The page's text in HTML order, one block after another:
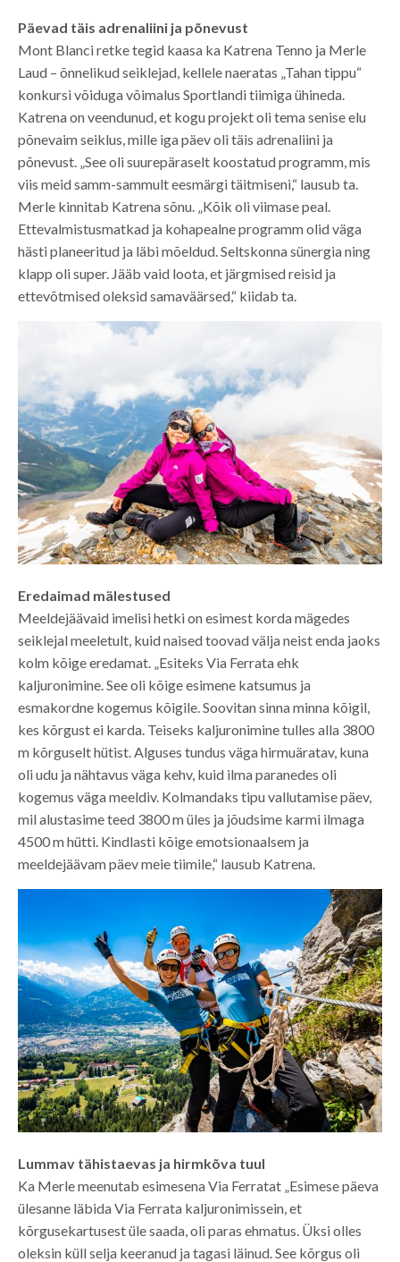
Päevad täis adrenaliini ja põnevust
Mont Blanci retke tegid kaasa ka Katrena Tenno ja Merle
Laud – õnnelikud seiklejad, kellele naeratas „Tahan tippu“
konkursi võiduga võimalus Sportlandi tiimiga ühineda.
Katrena on veendunud, et kogu projekt oli tema senise elu
põnevaim seiklus, mille iga päev oli täis adrenaliini ja
põnevust. „See oli suurepäraselt koostatud programm, mis
viis meid samm-sammult eesmärgi täitmiseni,“ lausub ta.
Merle kinnitab Katrena sõnu. „Kõik oli viimase peal.
Ettevalmistusmatkad ja kohapealne programm olid väga
hästi planeeritud ja läbi mõeldud. Seltskonna sünergia ning
klapp oli super. Jääb vaid loota, et järgmised reisid ja
ettevõtmised oleksid samaväärsed,“ kiidab ta.
Eredaimad mälestused
Meeldejäävaid imelisi hetki on esimest korda mägedes
seiklejal meeletult, kuid naised toovad välja neist enda jaoks
kolm kõige eredamat. „Esiteks Via Ferrata ehk
kaljuronimine. See oli kõige esimene katsumus ja
esmakordne kogemus kõigile. Soovitan sinna minna kõigil,
kes kõrgust ei karda. Teiseks kaljuronimine tulles alla 3800
m kõrguselt hütist. Alguses tundus väga hirmuäratav, kuna
oli udu ja nähtavus väga kehv, kuid ilma paranedes oli
kogemus väga meeldiv. Kolmandaks tipu vallutamise päev,
mil alustasime teed 3800 m üles ja jõudsime karmi ilmaga
4500 m hütti. Kindlasti kõige emotsionaalsem ja
meeldejäävam päev meie tiimile,“ lausub Katrena.
Lummav tähistaevas ja hirmkõva tuul
Ka Merle meenutab esimesena Via Ferratat „Esimese päeva
ülesanne läbida Via Ferrata kaljuronimissein, et
kõrgusekartusest üle saada, oli paras ehmatus. Üksi olles
oleksin küll selja keeranud ja tagasi läinud. See kõrgus oli